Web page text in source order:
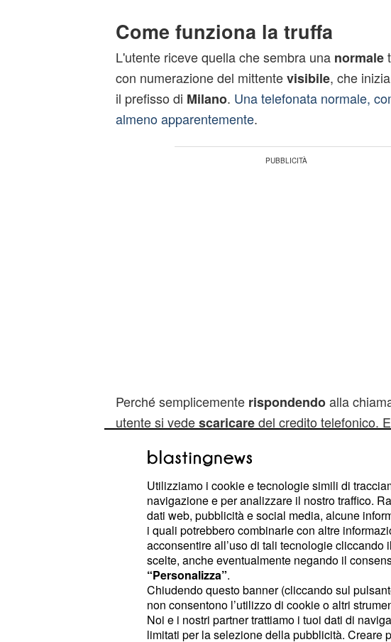
Come funziona la truffa
L'utente riceve quella che sembra una normale
con numerazione del mittentevisibile, che
il prefisso di Milano. Una telefonata normale,
almeno apparentemente.
Perché semplicemente rispondendoalla
utente si vedescaricaredel credito telefonico.
che questa truffa viene alla ribalta, ma
passato era rimasta molto più circoscritta.
Quali sono le numerazioni a
dobbiamo rispondere
La prima utenza telefonicautilizzata dai truffatori
corrispondeva al numero02 80886927,ma in
aggiunte altre numerazioni, segnalate da altre
raggiro che si sono viste prosciugare il credito
Utilizziamo i cookie e tecnologie simili di
navigazione e per analizzare il nostro traffico.
dati web, pubblicità e social media, alcune
i quali potrebbero combinarle con altre
acconsentire all’uso di tali tecnologie cliccando
scelte, anche eventualmente negando il
“Personalizza”.
Chiudendo questo banner (cliccando sul
non consentono l’utilizzo di cookie o altri
Noi e i nostri partner trattiamo i tuoi dati di
limitati per la selezione della pubblicità.